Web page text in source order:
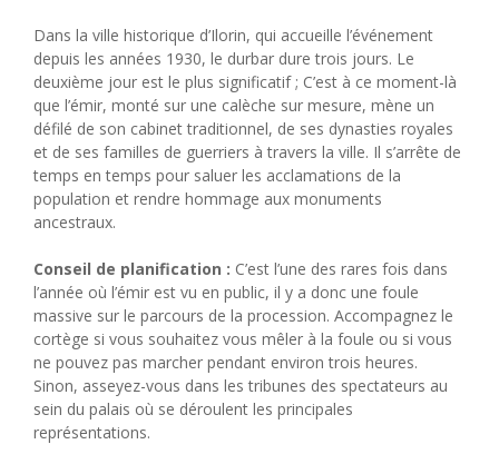
Dans la ville historique d’Ilorin, qui accueille l’événement
depuis les années 1930, le durbar dure trois jours. Le
deuxième jour est le plus significatif ; C’est à ce moment-là
que l’émir, monté sur une calèche sur mesure, mène un
défilé de son cabinet traditionnel, de ses dynasties royales
et de ses familles de guerriers à travers la ville. Il s’arrête de
temps en temps pour saluer les acclamations de la
population et rendre hommage aux monuments
ancestraux.
Conseil de planification : C’est l’une des rares fois dans
l’année où l’émir est vu en public, il y a donc une foule
massive sur le parcours de la procession. Accompagnez le
cortège si vous souhaitez vous mêler à la foule ou si vous
ne pouvez pas marcher pendant environ trois heures.
Sinon, asseyez-vous dans les tribunes des spectateurs au
sein du palais où se déroulent les principales
représentations.